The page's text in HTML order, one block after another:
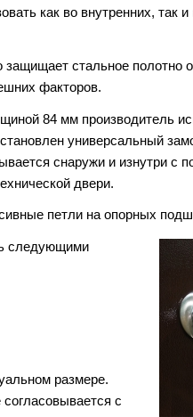
как во внутренних, так
стальное полотно
факторов.
84 мм производитель
универсальный
снаружи и изнутри с
двери.
петли на опорных
следующими
размере.
с